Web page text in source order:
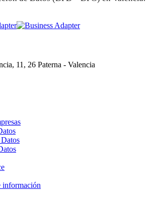
11, 26 Paterna - Valencia
información